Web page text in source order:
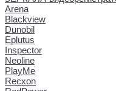
Arena
Blackview
Dunobil
Eplutus
Inspector
Neoline
PlayMe
Recxon